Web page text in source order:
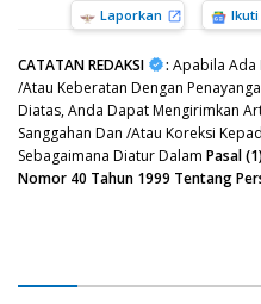
Laporkan Ikuti
CATATAN REDAKSI : Apabila Ada
/Atau Keberatan Dengan
Diatas, Anda Dapat Mengirimkan
Sanggahan Dan /Atau Koreksi
Sebagaimana Diatur Dalam Pasal
Nomor 40 Tahun 1999 Tentang